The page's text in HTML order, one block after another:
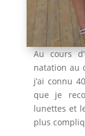
Au cours
natation au
j’ai connu
que je
lunettes et
plus